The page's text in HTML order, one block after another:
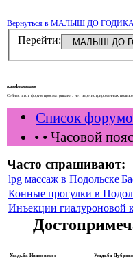
Вернуться в МАЛЫШ ДО
Перейти:
конференции
Сейчас этот форум просматривают: нет зарегистрированных
Список
• • Часовой
Часто спрашивают:
lpg массаж в Подольске
Конные прогулки в
Инъекции гиалуроновой
Усадьба Ивановское Усадьба